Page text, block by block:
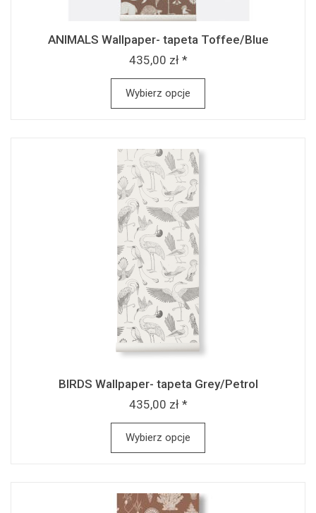
ANIMALS Wallpaper- tapeta Toffee/Blue
435,00 zł *
Wybierz opcje
BIRDS Wallpaper- tapeta Grey/Petrol
435,00 zł *
Wybierz opcje